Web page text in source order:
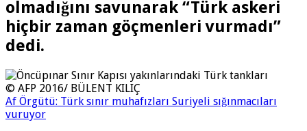
olmadığını savunarak “Türk askeri
hiçbir zaman göçmenleri vurmadı”
dedi.
© AFP 2016/ BÜLENT KILIÇ
Af Örgütü: Türk sınır muhafızları Suriyeli sığınmacıları
vuruyor